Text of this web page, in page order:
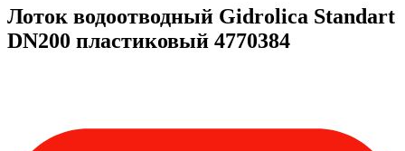
Лоток водоотводный Gidrolica Standart
DN200 пластиковый 4770384